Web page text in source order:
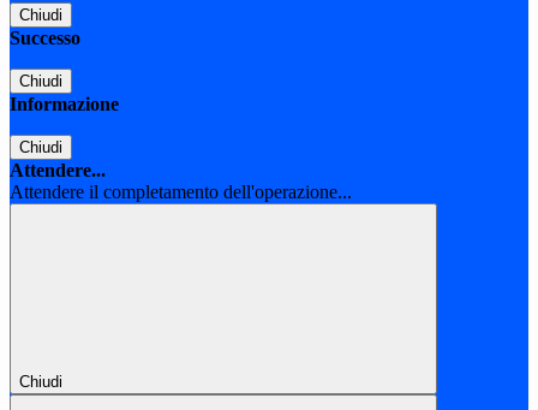
Chiudi
Successo
Chiudi
Informazione
Chiudi
Attendere...
Attendere il completamento dell'operazione...
Chiudi